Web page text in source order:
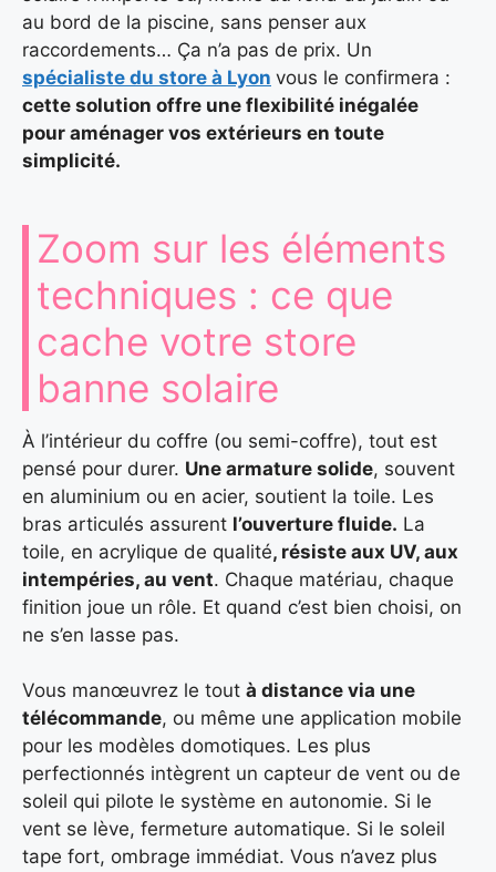
au bord de la piscine, sans penser aux
raccordements… Ça n’a pas de prix. Un
spécialiste du store à Lyon vous le confirmera :
cette solution offre une flexibilité inégalée
pour aménager vos extérieurs en toute
simplicité.
Zoom sur les éléments
techniques : ce que
cache votre store
banne solaire
À l’intérieur du coffre (ou semi-coffre), tout est
pensé pour durer. Une armature solide, souvent
en aluminium ou en acier, soutient la toile. Les
bras articulés assurent l’ouverture fluide. La
toile, en acrylique de qualité, résiste aux UV, aux
intempéries, au vent. Chaque matériau, chaque
finition joue un rôle. Et quand c’est bien choisi, on
ne s’en lasse pas.
Vous manœuvrez le tout à distance via une
télécommande, ou même une application mobile
pour les modèles domotiques. Les plus
perfectionnés intègrent un capteur de vent ou de
soleil qui pilote le système en autonomie. Si le
vent se lève, fermeture automatique. Si le soleil
tape fort, ombrage immédiat. Vous n’avez plus